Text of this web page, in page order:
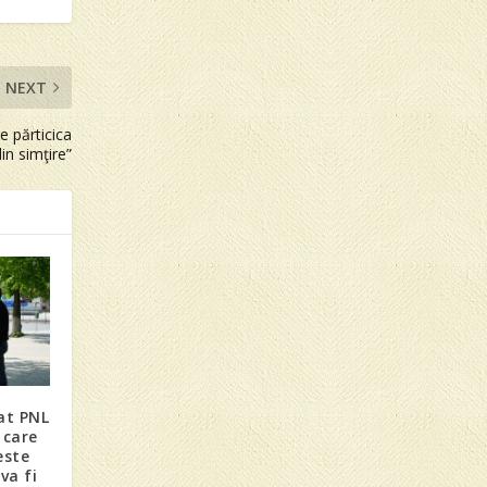
NEXT
părticica
simţire”
PNL
fi